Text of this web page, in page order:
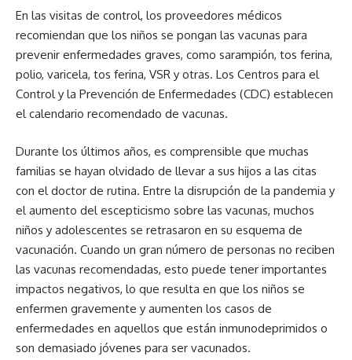
En las visitas de control, los proveedores médicos
recomiendan que los niños se pongan las vacunas para
prevenir enfermedades graves, como sarampión, tos ferina,
polio, varicela, tos ferina, VSR y otras. Los Centros para el
Control y la Prevención de Enfermedades (CDC) establecen
el calendario recomendado de vacunas.
Durante los últimos años, es comprensible que muchas
familias se hayan olvidado de llevar a sus hijos a las citas
con el doctor de rutina. Entre la disrupción de la pandemia y
el aumento del escepticismo sobre las vacunas, muchos
niños y adolescentes se retrasaron en su esquema de
vacunación. Cuando un gran número de personas no reciben
las vacunas recomendadas, esto puede tener importantes
impactos negativos, lo que resulta en que los niños se
enfermen gravemente y aumenten los casos de
enfermedades en aquellos que están inmunodeprimidos o
son demasiado jóvenes para ser vacunados.